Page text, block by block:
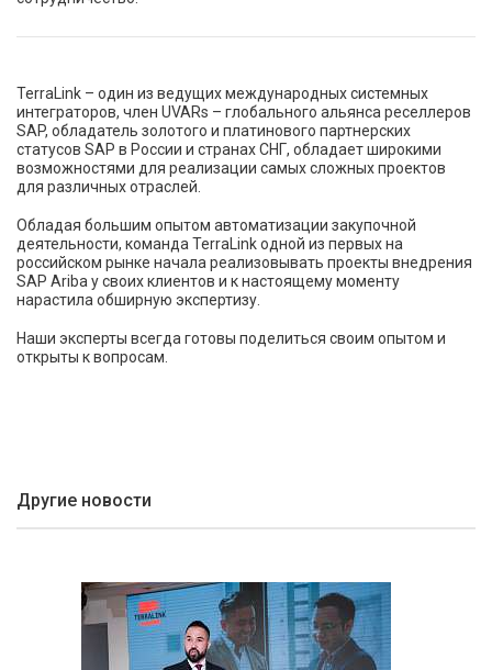
TerraLink – один из ведущих международных системных
интеграторов, член UVARs – глобального альянса реселлеров
SAP, обладатель золотого и платинового партнерских
статусов SAP в России и странах СНГ, обладает широкими
возможностями для реализации самых сложных проектов
для различных отраслей.
Обладая большим опытом автоматизации закупочной
деятельности, команда TerraLink одной из первых на
российском рынке начала реализовывать проекты внедрения
SAP Ariba у своих клиентов и к настоящему моменту
нарастила обширную экспертизу.
Наши эксперты всегда готовы поделиться своим опытом и
открыты к вопросам.
Другие новости